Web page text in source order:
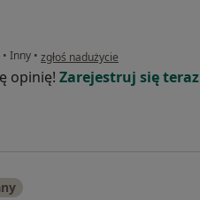
• Inny • w opinii użytkownika Pacjent
zgłoś nadużycie
opinię! Zarejestruj się teraz